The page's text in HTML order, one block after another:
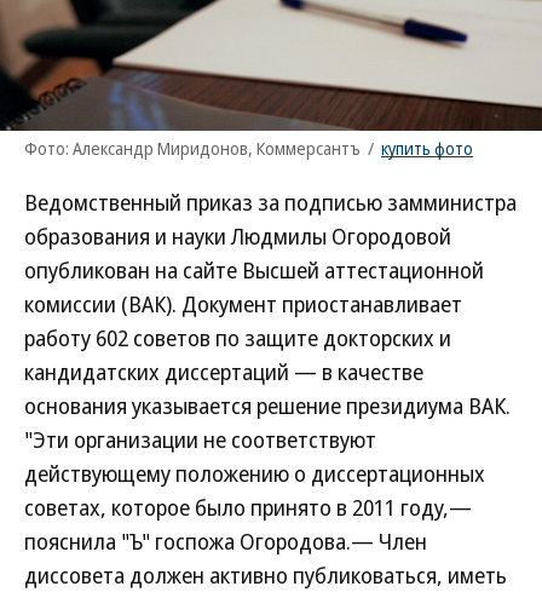
Фото: Александр Миридонов, Коммерсантъ / купить фото
Ведомственный приказ за подписью замминистра
образования и науки Людмилы Огородовой
опубликован на сайте Высшей аттестационной
комиссии (ВАК). Документ приостанавливает
работу 602 советов по защите докторских и
кандидатских диссертаций — в качестве
основания указывается решение президиума ВАК.
"Эти организации не соответствуют
действующему положению о диссертационных
советах, которое было принято в 2011 году,—
пояснила "Ъ" госпожа Огородова.— Член
диссовета должен активно публиковаться, иметь